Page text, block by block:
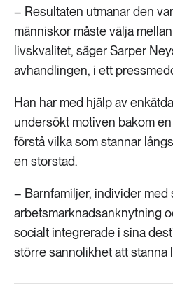
– Resultaten utmanar den
människor måste välja
livskvalitet, säger Sarper
avhandlingen, i ett
Han har med hjälp av
undersökt motiven bakom
förstå vilka som stannar
en storstad.
– Barnfamiljer, individer med
arbetsmarknadsanknytning
socialt integrerade i sina
större sannolikhet att stanna